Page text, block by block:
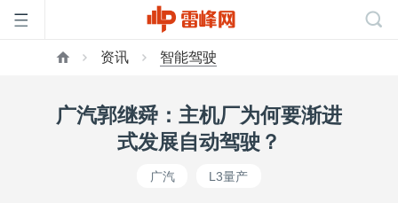
资讯 智能驾驶
广汽郭继舜：主机厂为何要渐进
式发展自动驾驶？
广汽 L3量产